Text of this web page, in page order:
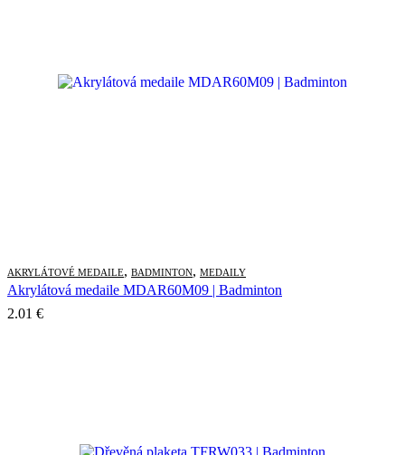
AKRYLÁTOVÉ MEDAILE, BADMINTON, MEDAILY
Akrylátová medaile MDAR60M09 | Badminton
2.01 €